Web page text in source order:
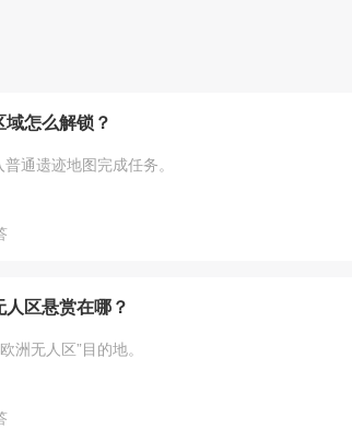
域怎么解锁？
通遗迹地图完成任务。
人区悬赏在哪？
洲无人区”目的地。